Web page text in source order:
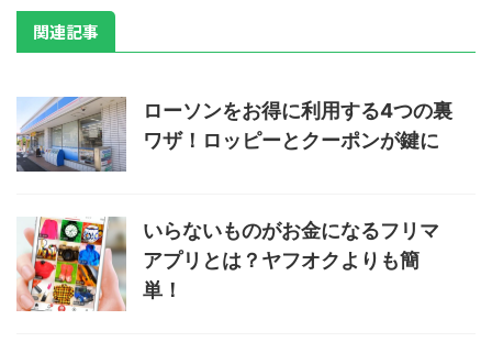
関連記事
ローソンをお得に利用する4つの裏
ワザ！ロッピーとクーポンが鍵に
いらないものがお金になるフリマ
アプリとは？ヤフオクよりも簡
単！